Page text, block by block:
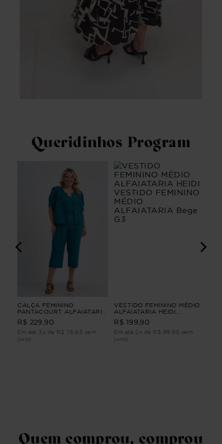
Queridinhos Program
CALÇA FEMININO
PANTACOURT ALFAIATARIA
YUMI CALÇA FEMININO
PANTACOURT ALFAIATARIA
Verde M
R$ 229,90
Em até 3x de R$ 76,63 sem
juros
VESTIDO FEMININO MÉDIO
ALFAIATARIA HEIDI
VESTIDO FEMININO MÉDIO
ALFAIATARIA Bege G3
R$ 199,90
Em até 2x de R$ 99,95 sem
juros
Quem comprou, comprou